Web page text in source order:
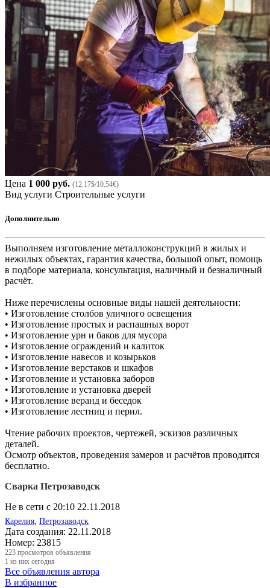
Цена 1 000 руб. (12.17$/10.54€)
Вид услуги Строительные услуги
Дополнительно
Выполняем изготовление металлоконструкций в жилых и
нежилых объектах, гарантия качества, большой опыт, помощь
в подборе материала, консультация, наличный и безналичный
расчёт.
Ниже перечислены основные виды нашей деятельности:
• Изготовление столбов уличного освещения
• Изготовление простых и распашных ворот
• Изготовление урн и баков для мусора
• Изготовление ограждений и калиток
• Изготовление навесов и козырьков
• Изготовление верстаков и шкафов
• Изготовление и установка заборов
• Изготовление и установка дверей
• Изготовление веранд и беседок
• Изготовление лестниц и перил.
Чтение рабочих проектов, чертежей, эскизов различных
деталей.
Осмотр объектов, проведения замеров и расчётов проводятся
бесплатно.
Сварка Петрозаводск
Не в сети с 20:10 22.11.2018
Карелия Петрозаводск
Дата создания: 22.11.2018
Номер: 23815
223 просмотров объявления
1 из них сегодня
Все объявления автора
В избранное